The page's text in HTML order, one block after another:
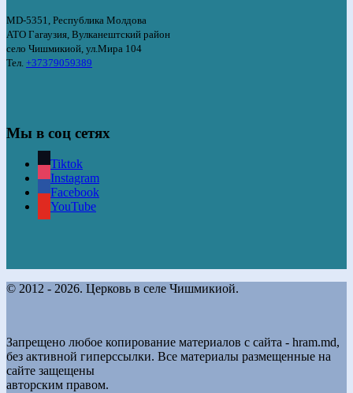
MD-5351, Республика Молдова
АТО Гагаузия, Вулканештский район
село Чишмикиой, ул.Мира 104
Тел. +37379059389
Мы в соц сетях
Tiktok
Instagram
Facebook
YouTube
© 2012 - 2026. Церковь в селе Чишмикиой.
Запрещено любое копирование материалов с сайта - hram.md,
без активной гиперссылки. Все материалы размещенные на
сайте защещены
авторским правом.